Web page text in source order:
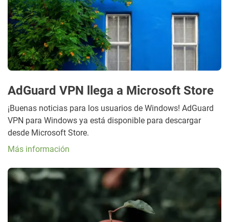
AdGuard VPN llega a Microsoft Store
¡Buenas noticias para los usuarios de Windows! AdGuard
VPN para Windows ya está disponible para descargar
desde Microsoft Store.
Más información